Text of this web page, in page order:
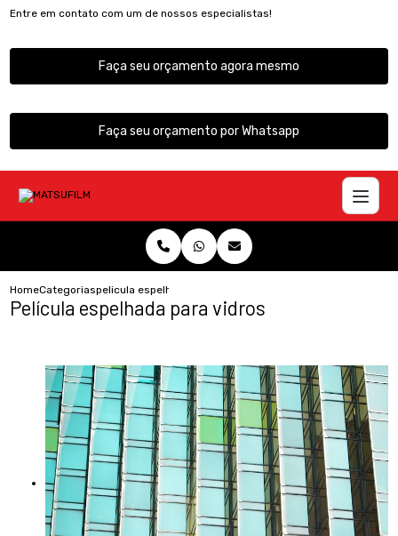
Entre em contato com um de nossos especialistas!
Faça seu orçamento agora mesmo
Faça seu orçamento por Whatsapp
HomeCategoriaspelicula espelhada vidros
Película espelhada para vidros